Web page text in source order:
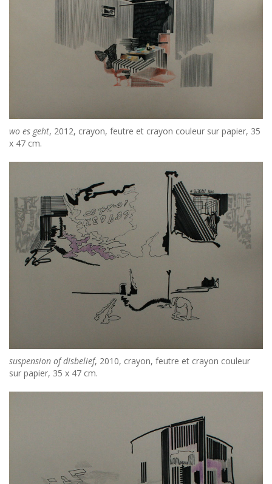
wo es geht, 2012, crayon, feutre et crayon couleur sur papier, 35
x 47 cm.
suspension of disbelief, 2010, crayon, feutre et crayon couleur
sur papier, 35 x 47 cm.